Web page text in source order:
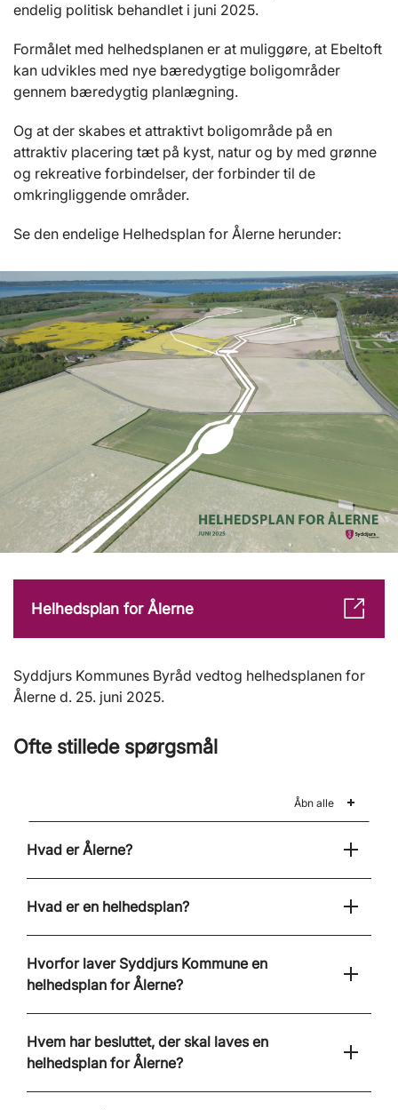
endelig politisk behandlet i juni 2025.
Formålet med helhedsplanen er at muliggøre, at Ebeltoft
kan udvikles med nye bæredygtige boligområder
gennem bæredygtig planlægning.
Og at der skabes et attraktivt boligområde på en
attraktiv placering tæt på kyst, natur og by med grønne
og rekreative forbindelser, der forbinder til de
omkringliggende områder.
Se den endelige Helhedsplan for Ålerne herunder:
Helhedsplan for Ålerne
Syddjurs Kommunes Byråd vedtog helhedsplanen for
Ålerne d. 25. juni 2025.
Ofte stillede spørgsmål
Åbn alle
Hvad er Ålerne?
Hvad er en helhedsplan?
Hvorfor laver Syddjurs Kommune en
helhedsplan for Ålerne?
Hvem har besluttet, der skal laves en
helhedsplan for Ålerne?